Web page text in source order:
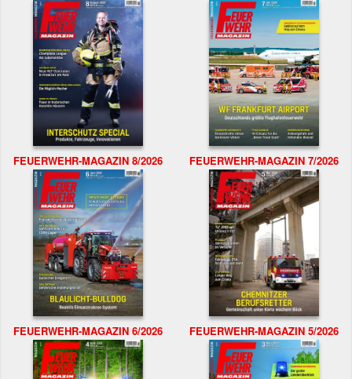
FEUERWEHR-MAGAZIN 8/2026 FEUERWEHR-MAGAZIN 7/2026
FEUERWEHR-MAGAZIN 6/2026 FEUERWEHR-MAGAZIN 5/2026